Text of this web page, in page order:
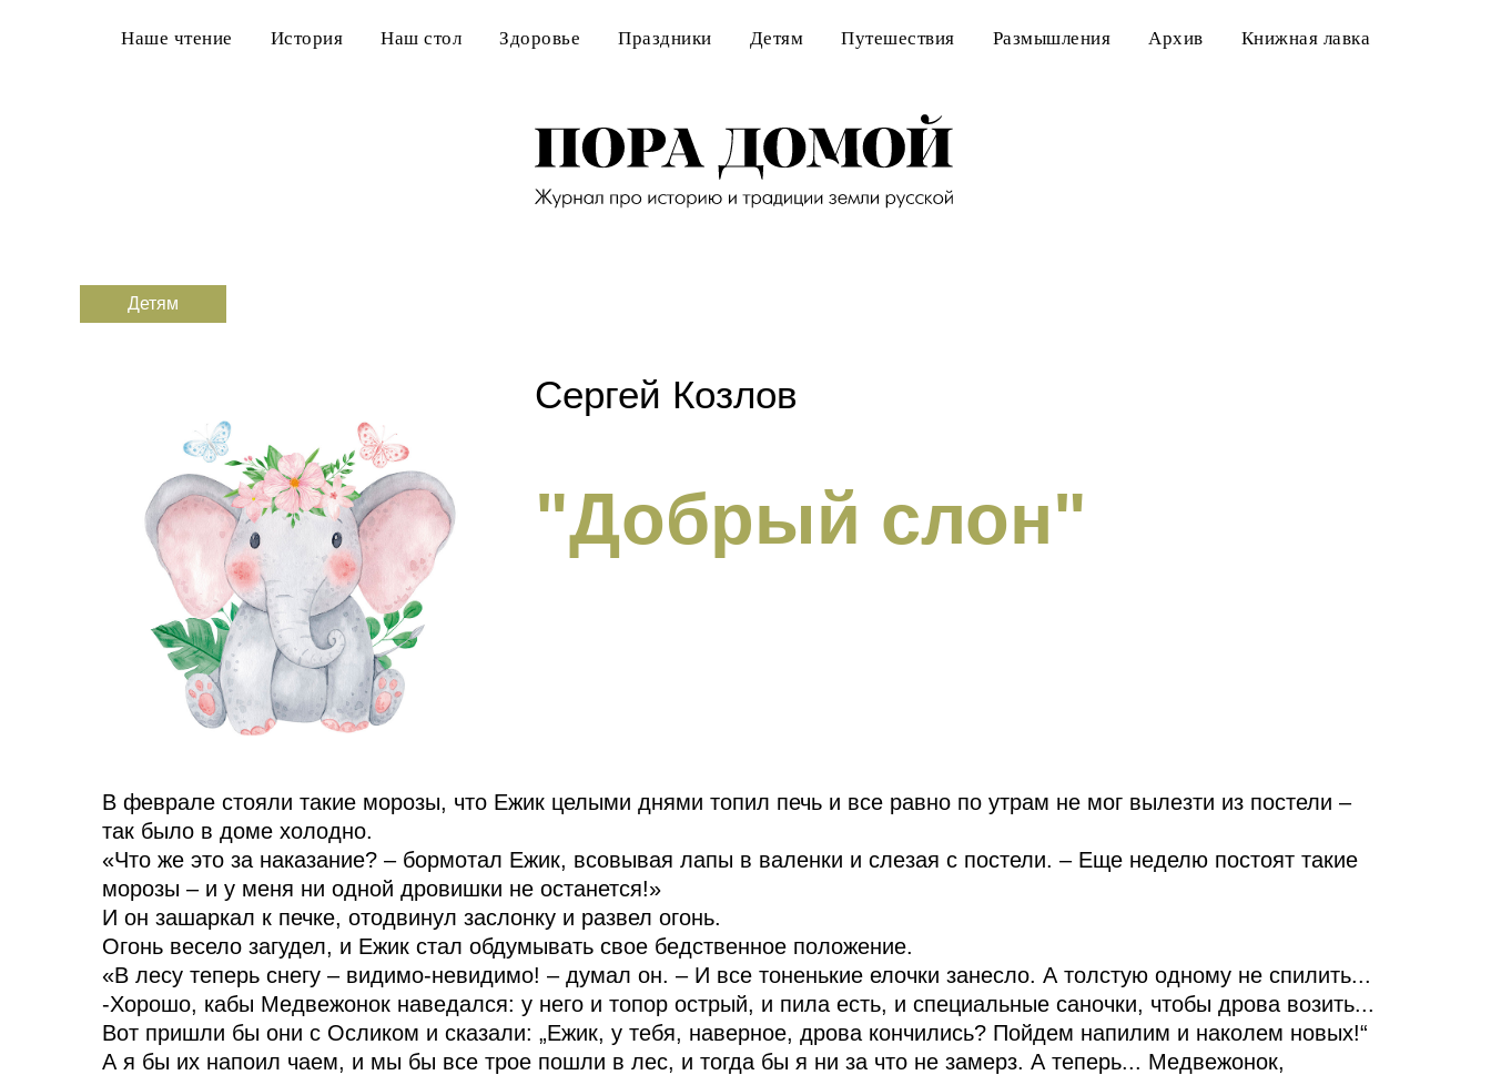
Наше чтение История Наш стол Здоровье Праздники Детям Путешествия Размышления Архив Книжная лавка
"Добрый слон"
Сергей Козлов
В феврале стояли такие морозы, что Ежик целыми днями топил печь и все равно по утрам не мог вылезти из постели –
так было в доме холодно.
«Что же это за наказание? – бормотал Ежик, всовывая лапы в валенки и слезая с постели. – Еще неделю постоят такие
морозы – и у меня ни одной дровишки не останется!»
И он зашаркал к печке, отодвинул заслонку и развел огонь.
Огонь весело загудел, и Ежик стал обдумывать свое бедственное положение.
«В лесу теперь снегу – видимо-невидимо! – думал он. – И все тоненькие елочки занесло. А толстую одному не спилить...
-Хорошо, кабы Медвежонок наведался: у него и топор острый, и пила есть, и специальные саночки, чтобы дрова возить...
Вот пришли бы они с Осликом и сказали: „Ежик, у тебя, наверное, дрова кончились? Пойдем напилим и наколем новых!“
А я бы их напоил чаем, и мы бы все трое пошли в лес, и тогда бы я ни за что не замерз. А теперь... Медвежонок,
Детям